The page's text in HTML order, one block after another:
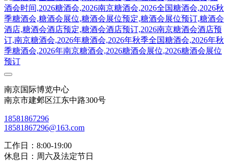
南京国际博览中心
南京市建邺区江东中路300号
18581867296
18581867296@163.com
工作日：8:00-19:00
休息日：周六及法定节日